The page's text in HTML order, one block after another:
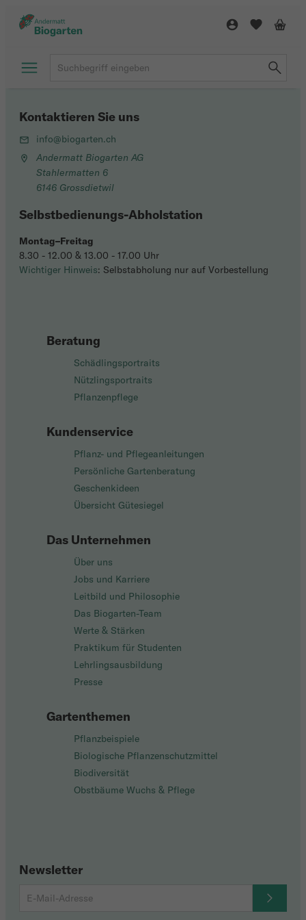
Beratung
Schädlingsportraits
Nützlingsportraits
Pflanzenpflege
Kundenservice
Pflanz- und Pflegeanleitungen
Persönliche Gartenberatung
Geschenkideen
Übersicht Gütesiegel
Das Unternehmen
Über uns
Jobs und Karriere
Leitbild und Philosophie
Das Biogarten-Team
Werte & Stärken
Praktikum für Studenten
Lehrlingsausbildung
Presse
Gartenthemen
Pflanzbeispiele
Biologische Pflanzenschutzmittel
Biodiversität
Obstbäume Wuchs & Pflege
Newsletter
Kontaktieren Sie uns
info@biogarten.ch
Andermatt Biogarten AG
Stahlermatten 6
6146 Grossdietwil
Selbstbedienungs-Abholstation
Montag–Freitag
8.30 - 12.00 & 13.00 - 17.00 Uhr
Wichtiger Hinweis: Selbstabholung nur auf Vorbestellung